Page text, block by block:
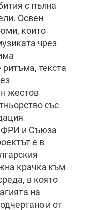
с пълна
Освен
които
чрез
текста
жестов
със
ФРИ и Съюза
е в
крачка към
в която
на
и от